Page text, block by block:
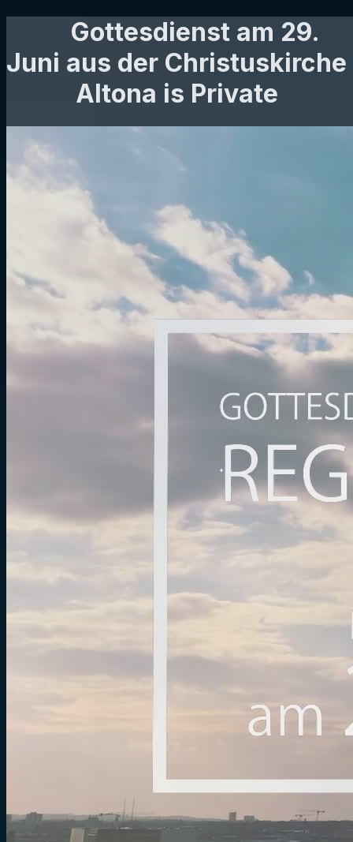
Gottesdienst am 29.
Juni aus der Christuskirche
Altona is Private